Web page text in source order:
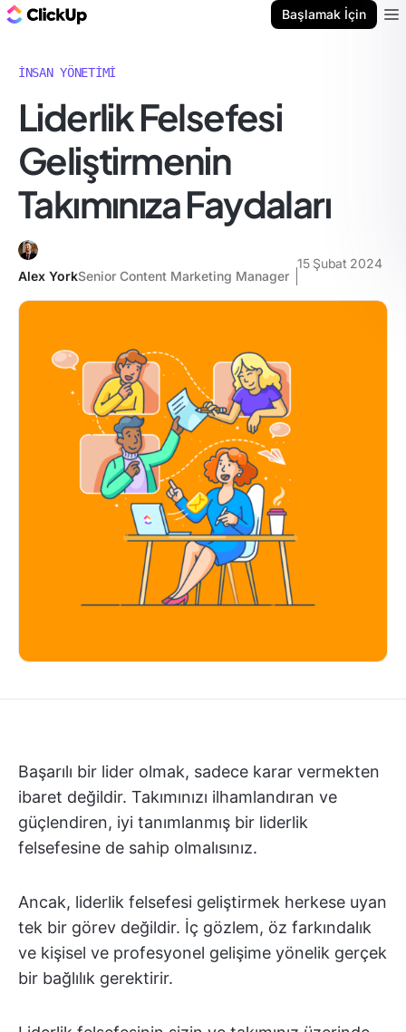
Başlamak İçin
İNSAN YÖNETIMI
Liderlik Felsefesi
Geliştirmenin
Takımınıza Faydaları
Alex YorkSenior Content Marketing Manager
15 Şubat 2024
Başarılı bir lider olmak, sadece karar vermekten
ibaret değildir. Takımınızı ilhamlandıran ve
güçlendiren, iyi tanımlanmış bir liderlik
felsefesine de sahip olmalısınız.
Ancak, liderlik felsefesi geliştirmek herkese uyan
tek bir görev değildir. İç gözlem, öz farkındalık
ve kişisel ve profesyonel gelişime yönelik gerçek
bir bağlılık gerektirir.